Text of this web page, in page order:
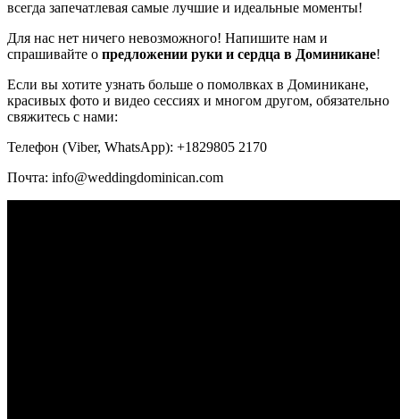
всегда запечатлевая самые лучшие и идеальные моменты!
Для нас нет ничего невозможного! Напишите нам и
спрашивайте о предложении руки и сердца в Доминикане!
Если вы хотите узнать больше о помолвках в Доминикане,
красивых фото и видео сессиях и многом другом, обязательно
свяжитесь с нами:
Телефон (Viber, WhatsApp): +1829805 2170
Почта: info@weddingdominican.com